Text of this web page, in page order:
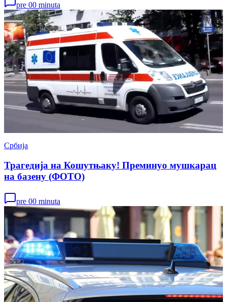
pre 00 minuta
Србија
Трагедија на Кошутњаку! Преминуо мушкарац
на базену (ФОТО)
pre 00 minuta